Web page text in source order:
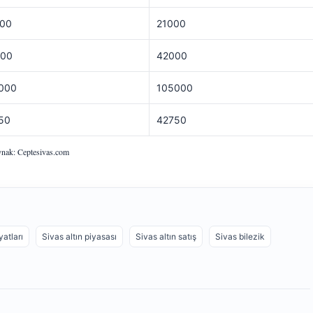
21000
42000
105000
42750
Ceptesivas.com
Sivas altın piyasası Sivas altın satış Sivas bilezik